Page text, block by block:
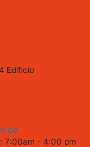
Edificio
7:00am - 4:00 pm